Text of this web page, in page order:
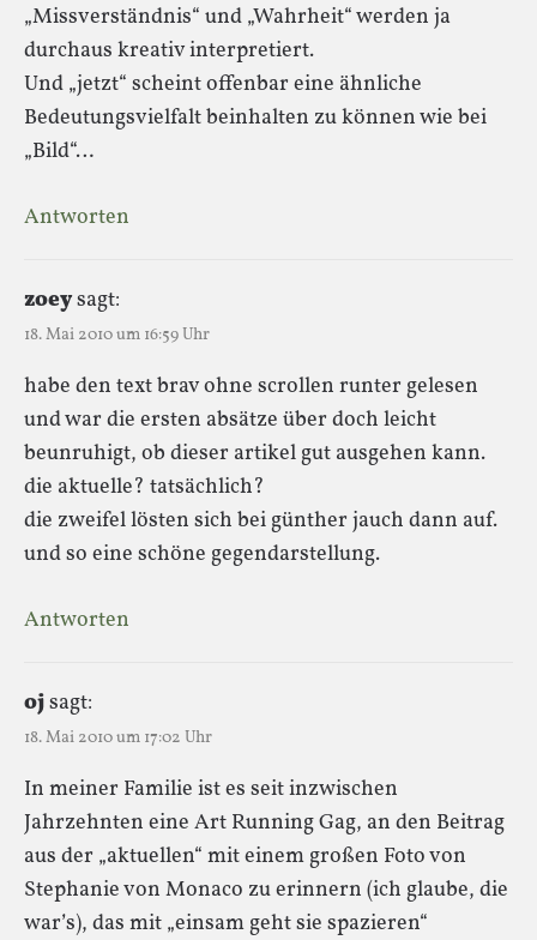
„Missverständnis“ und „Wahrheit“ werden ja
durchaus kreativ interpretiert.
Und „jetzt“ scheint offenbar eine ähnliche
Bedeutungsvielfalt beinhalten zu können wie bei
„Bild“…
Antworten
zoeysagt:
18. Mai 2010 um 16:59 Uhr
habe den text brav ohne scrollen runter gelesen
und war die ersten absätze über doch leicht
beunruhigt, ob dieser artikel gut ausgehen kann.
die aktuelle? tatsächlich?
die zweifel lösten sich bei günther jauch dann auf.
und so eine schöne gegendarstellung.
Antworten
ojsagt:
18. Mai 2010 um 17:02 Uhr
In meiner Familie ist es seit inzwischen
Jahrzehnten eine Art Running Gag, an den Beitrag
aus der „aktuellen“ mit einem großen Foto von
Stephanie von Monaco zu erinnern (ich glaube, die
war’s), das mit „einsam geht sie spazieren“